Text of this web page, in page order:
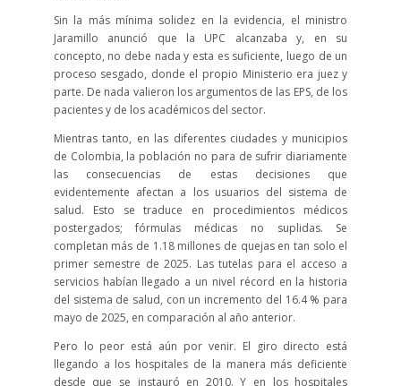
Sin la más mínima solidez en la evidencia, el ministro
Jaramillo anunció que la UPC alcanzaba y, en su
concepto, no debe nada y esta es suficiente, luego de un
proceso sesgado, donde el propio Ministerio era juez y
parte. De nada valieron los argumentos de las EPS, de los
pacientes y de los académicos del sector.
Mientras tanto, en las diferentes ciudades y municipios
de Colombia, la población no para de sufrir diariamente
las consecuencias de estas decisiones que
evidentemente afectan a los usuarios del sistema de
salud. Esto se traduce en procedimientos médicos
postergados; fórmulas médicas no suplidas. Se
completan más de 1.18 millones de quejas en tan solo el
primer semestre de 2025. Las tutelas para el acceso a
servicios habían llegado a un nivel récord en la historia
del sistema de salud, con un incremento del 16.4 % para
mayo de 2025, en comparación al año anterior.
Pero lo peor está aún por venir. El giro directo está
llegando a los hospitales de la manera más deficiente
desde que se instauró en 2010. Y en los hospitales